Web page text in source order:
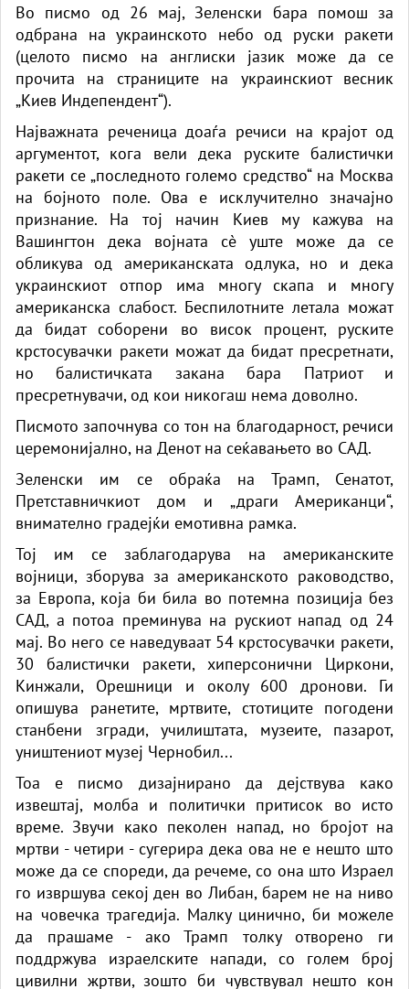
Во писмо од 26 мај, Зеленски бара помош за
одбрана на украинското небо од руски ракети
(целото писмо на англиски јазик може да се
прочита на страниците на украинскиот весник
„Киев Индепендент“).
Најважната реченица доаѓа речиси на крајот од
аргументот, кога вели дека руските балистички
ракети се „последното големо средство“ на Москва
на бојното поле. Ова е исклучително значајно
признание. На тој начин Киев му кажува на
Вашингтон дека војната сè уште може да се
обликува од американската одлука, но и дека
украинскиот отпор има многу скапа и многу
американска слабост. Беспилотните летала можат
да бидат соборени во висок процент, руските
крстосувачки ракети можат да бидат пресретнати,
но балистичката закана бара Патриот и
пресретнувачи, од кои никогаш нема доволно.
Писмото започнува со тон на благодарност, речиси
церемонијално, на Денот на сеќавањето во САД.
Зеленски им се обраќа на Трамп, Сенатот,
Претставничкиот дом и „драги Американци“,
внимателно градејќи емотивна рамка.
Тој им се заблагодарува на американските
војници, зборува за американското раководство,
за Европа, која би била во потемна позиција без
САД, а потоа преминува на рускиот напад од 24
мај. Во него се наведуваат 54 крстосувачки ракети,
30 балистички ракети, хиперсонични Циркони,
Кинжали, Орешници и околу 600 дронови. Ги
опишува ранетите, мртвите, стотиците погодени
станбени згради, училиштата, музеите, пазарот,
уништениот музеј Чернобил...
Тоа е писмо дизајнирано да дејствува како
извештај, молба и политички притисок во исто
време. Звучи како пеколен напад, но бројот на
мртви - четири - сугерира дека ова не е нешто што
може да се спореди, да речеме, со она што Израел
го извршува секој ден во Либан, барем не на ниво
на човечка трагедија. Малку цинично, би можеле
да прашаме - ако Трамп толку отворено ги
поддржува израелските напади, со голем број
цивилни жртви, зошто би чувствувал нешто кон